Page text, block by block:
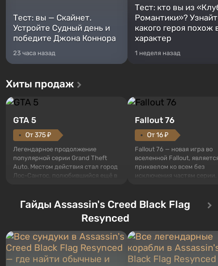
Тест: вы — Скайнет.
Устройте Судный день и
победите Джона Коннора
23 часа назад
Тест: кто вы из
Романтики»?
какого героя похож
характер
1 неделя назад
Хиты продаж
GTA 5
От 375 ₽
Легендарное продолжение
популярной серии Grand Theft
Auto. Местом действия стал город
Лос-Сантос, полюбившийся ещё в
сразу трех персонажей: Майкла,
Тревора и Франклина, между
Жанр и...
Fallout 76
От 16 ₽
Fallout 76 — новая игра во
вселенной Fallout,
приквелом ко всем без
исключения частям серии.
Оно же, по задумке
Vault-Tec, должно
Место действия Fallout...
Гайды Assassin's Creed Black Flag
Resynced